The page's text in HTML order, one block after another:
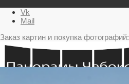
Vk
Mail
Заказ картин и покупка фотографий: